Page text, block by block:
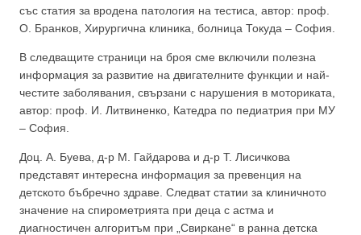
със статия за вродена патология на тестиса, автор: проф.
О. Бранков, Хирургична клиника, болница Токуда – София.
В следващите страници на броя сме включили полезна
информация за развитие на двигателните функции и най-
честите заболявания, свързани с нарушения в моториката,
автор: проф. И. Литвиненко, Катедра по педиатрия при МУ
– София.
Доц. А. Буева, д-р М. Гайдарова и д-р Т. Лисичкова
представят интересна информация за превенция на
детското бъбречно здраве. Следват статии за клиничното
значение на спирометрията при деца с астма и
диагностичен алгоритъм при „Свиркане“ в ранна детска